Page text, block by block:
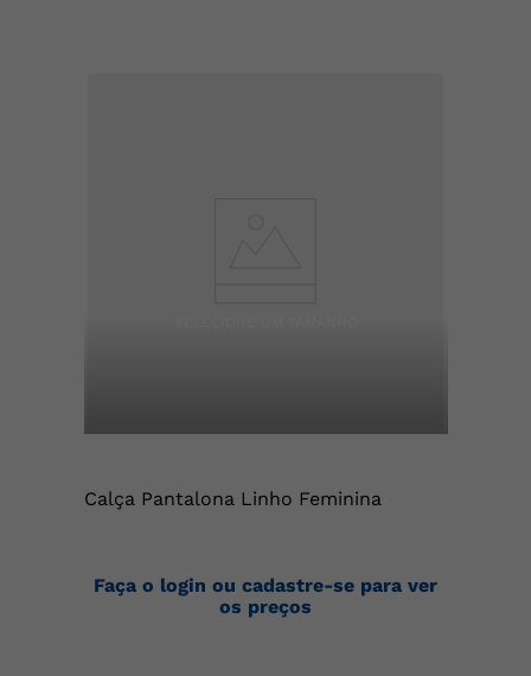
Calça Pantalona Linho Feminina
Faça o login ou cadastre-se para ver
os preços